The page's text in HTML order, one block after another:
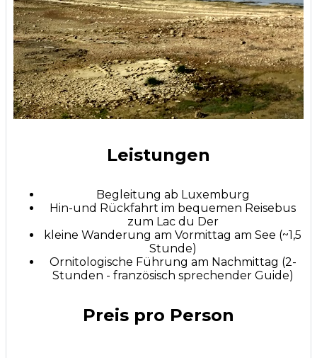
Leistungen
Begleitung ab Luxemburg
Hin-und Rückfahrt im bequemen Reisebus
zum Lac du Der
kleine Wanderung am Vormittag am See (~1,5
Stunde)
Ornitologische Führung am Nachmittag (2-
Stunden - französisch sprechender Guide)
Preis pro Person